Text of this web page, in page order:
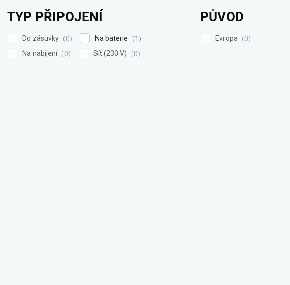
TYP PŘIPOJENÍ
Do zásuvky 0 Na baterie
1
Na nabíjení
0 Síť (230 V) 0
PŮVOD
Evropa 0